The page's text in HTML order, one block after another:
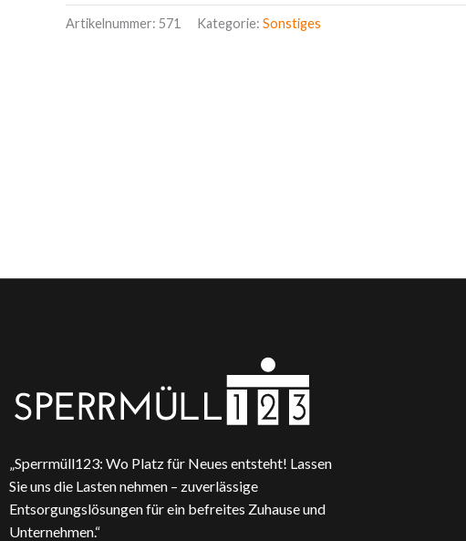
Artikelnummer: 571 Kategorie: Sonstiges
„Sperrmüll123: Wo Platz für Neues entsteht! Lassen
Sie uns die Lasten nehmen – zuverlässige
Entsorgungslösungen für ein befreites Zuhause und
Unternehmen.“